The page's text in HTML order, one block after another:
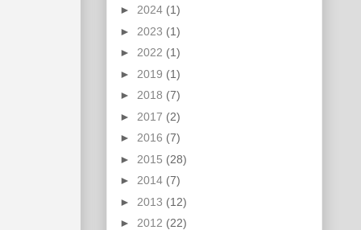
► 2024 (1)
► 2023 (1)
► 2022 (1)
► 2019 (1)
► 2018 (7)
► 2017 (2)
► 2016 (7)
► 2015 (28)
► 2014 (7)
► 2013 (12)
► 2012 (22)